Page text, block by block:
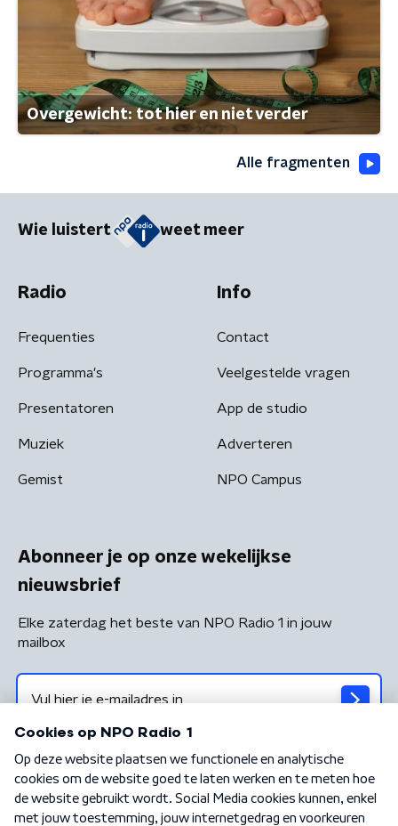
Overgewicht: tot hier en niet verder
Alle fragmenten
Wie luistert weet meer
Radio
Frequenties
Programma's
Presentatoren
Muziek
Gemist
Info
Contact
Veelgestelde vragen
App de studio
Adverteren
NPO Campus
Abonneer je op onze wekelijkse
nieuwsbrief
Elke zaterdag het beste van NPO Radio 1 in jouw
mailbox
Algemene voorwaarden